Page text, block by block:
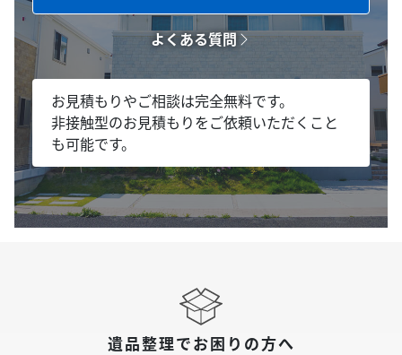
よくある質問
お見積もりやご相談は完全無料です。
非接触型のお見積もりをご依頼いただくこと
も可能です。
遺品整理でお困りの方へ